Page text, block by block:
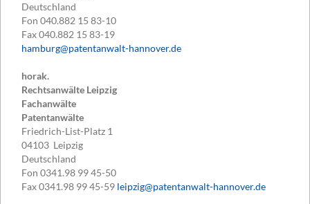
Deutschland
Fon 040.882 15 83-10
Fax040.882 15 83-19
hamburg@patentanwalt-hannover.de
horak.
Rechtsanwälte Leipzig
Fachanwälte
Patentanwälte
Friedrich-List-Platz 1
04103 Leipzig
Deutschland
Fon 0341.98 99 45-50
Fax0341.98 99 45-59 leipzig@patentanwalt-hannover.de